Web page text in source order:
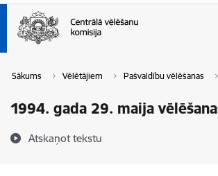
Sākums Vēlētājiem Pašvaldību vēlēšanas
1994. gada 29. maija
Atskaņot tekstu